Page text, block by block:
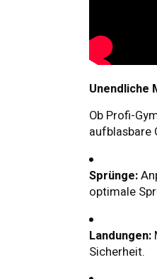
Unendliche
Ob Profi-
aufblasbare
Sprünge:
optimale
Landungen:
Sicherheit.